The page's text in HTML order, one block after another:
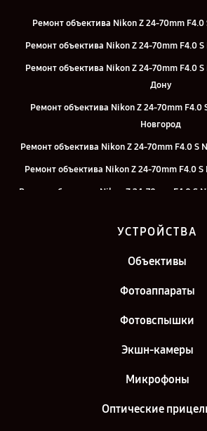
Ремонт объектива Nikon Z 24-70mm F4.0
Ремонт объектива Nikon Z 24-70mm F4.0
Ремонт объектива Nikon Z 24-70mm F4.0
Дону
Ремонт объектива Nikon Z 24-70mm
Новгород
Ремонт объектива Nikon Z 24-70mm F4.0 S
Ремонт объектива Nikon Z 24-70mm F4.0
Ремонт объектива Nikon Z 24-70mm F4.0 S
УСТРОЙСТВА
Объективы
Фотоаппараты
Фотовспышки
Экшн-камеры
Микрофоны
Оптические